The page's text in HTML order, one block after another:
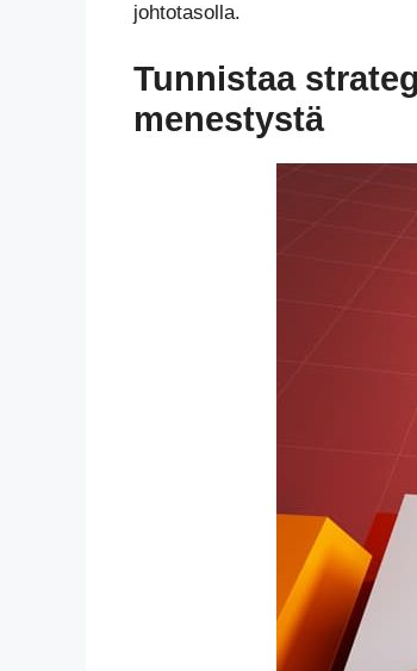
johtotasolla.
Tunnistaa
menestystä